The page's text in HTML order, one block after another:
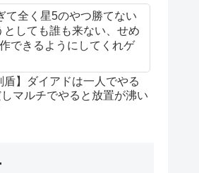
て全く星5のやつ勝てない
としても誰も来ない、せめ
できるようにしてくれゲ
盾】ダイアドは一人でやる
マルチでやると放置が沸い